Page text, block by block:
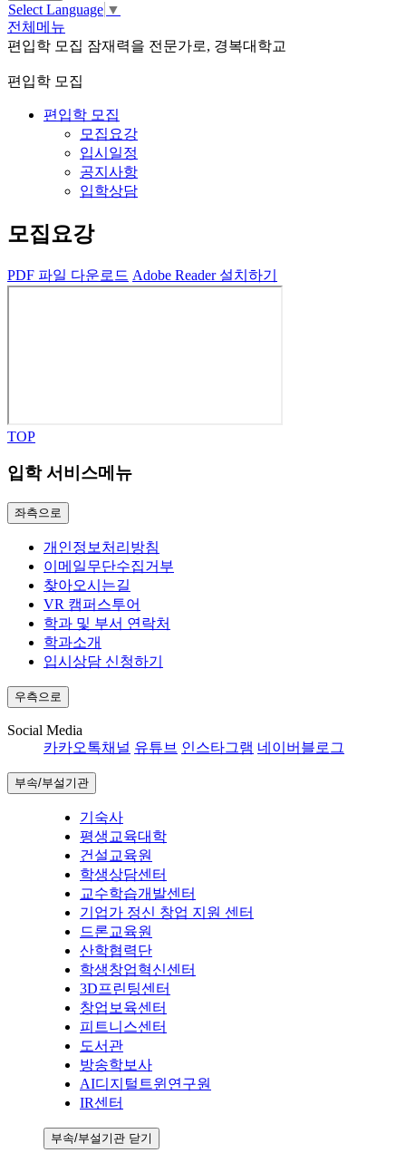
Select Language ▼
전체메뉴
편입학 모집 잠재력을 전문가로, 경복대학교
편입학 모집
편입학 모집
모집요강
입시일정
공지사항
입학상담
모집요강
PDF 파일 다운로드 Adobe Reader 설치하기
TOP
입학 서비스메뉴
좌측으로
개인정보처리방침
이메일무단수집거부
찾아오시는길
VR 캠퍼스투어
학과 및 부서 연락처
학과소개
입시상담 신청하기
우측으로
Social Media
카카오톡채널 유튜브 인스타그램 네이버블로그
부속/부설기관
기숙사
평생교육대학
건설교육원
학생상담센터
교수학습개발센터
기업가 정신 창업 지원 센터
드론교육원
산학협력단
학생창업혁신센터
3D프린팅센터
창업보육센터
피트니스센터
도서관
방송학보사
AI디지털트윈연구원
IR센터
부속/부설기관 닫기